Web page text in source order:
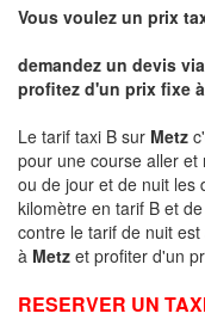
Vous voulez un prix
demandez un devis
profitez d'un prix fixe à
Le tarif taxi B sur Metz
pour une course aller
ou de jour et de nuit les
kilomètre en tarif B et
contre le tarif de nuit
à Metz et profiter d'un
RESERVER UN